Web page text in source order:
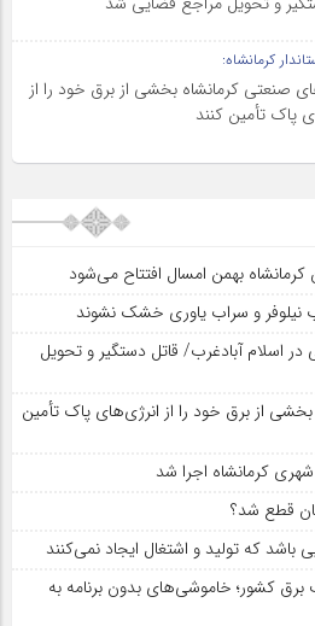
کرمانشاه:
صنعتی کرمانشاه بخشی از برق خود را از
پاک تأمین کنند
کرمانشاه بهمن امسال افتتاح می‌شود
نیلوفر و سراب یاوری خشک نشوند
در اسلام آبادغرب/ قاتل دستگیر و تحویل
از برق خود را از انرژی‌های پاک تأمین
قطع شد؟
باشد که تولید و اشتغال ایجاد نمی‌کنند
برق کشور؛ خاموشی‌های بدون برنامه به